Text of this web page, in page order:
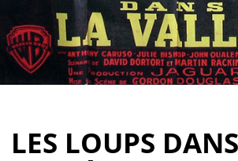
LES LOUPS